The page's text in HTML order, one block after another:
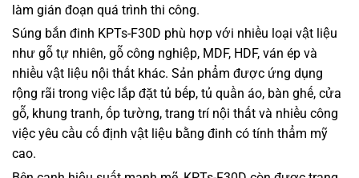
làm gián đoạn quá trình thi công.
Súng bắn đinh KPTs-F30D phù hợp với nhiều loại vật liệu
như gỗ tự nhiên, gỗ công nghiệp, MDF, HDF, ván ép và
nhiều vật liệu nội thất khác. Sản phẩm được ứng dụng
rộng rãi trong việc lắp đặt tủ bếp, tủ quần áo, bàn ghế, cửa
gỗ, khung tranh, ốp tường, trang trí nội thất và nhiều công
việc yêu cầu cố định vật liệu bằng đinh có tính thẩm mỹ
cao.